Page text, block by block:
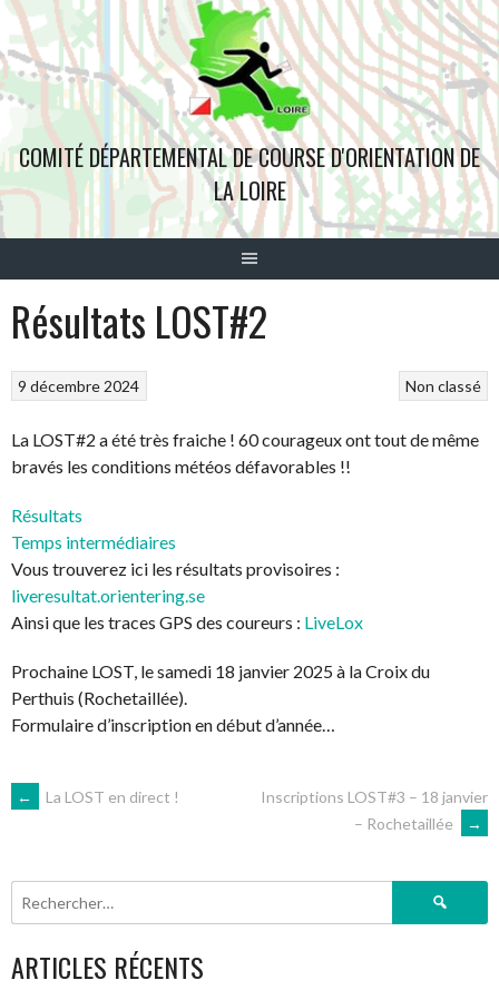
Aller
contenu
COMITÉ DÉPARTEMENTAL DE COURSE D'ORIENTATION DE
LA LOIRE
Résultats LOST#2
Non classé
9 décembre 2024
La LOST#2 a été très fraiche ! 60 courageux ont tout de même
bravés les conditions météos défavorables !!
Résultats
Temps intermédiaires
Vous trouverez ici les résultats provisoires :
liveresultat.orientering.se
Ainsi que les traces GPS des coureurs : LiveLox
Prochaine LOST, le samedi 18 janvier 2025 à la Croix du
Perthuis (Rochetaillée).
Formulaire d’inscription en début d’année…
NAVIGATION
DES
ARTICLES
← La LOST en direct !
Inscriptions LOST#3 – 18 janvier
– Rochetaillée
→
Rechercher :
ARTICLES RÉCENTS